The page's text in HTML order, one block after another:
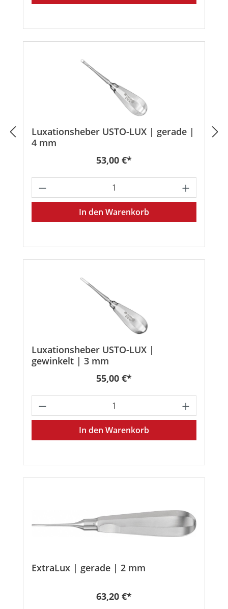
Luxationsheber USTO-LUX | gerade |
4 mm
Regulärer Preis:
53,00 €*
Produkt Anzahl: Gib den
In den Warenkorb
Luxationsheber USTO-LUX |
gewinkelt | 3 mm
Regulärer Preis:
55,00 €*
Produkt Anzahl: Gib den
In den Warenkorb
ExtraLux | gerade | 2 mm
Regulärer Preis:
63,20 €*